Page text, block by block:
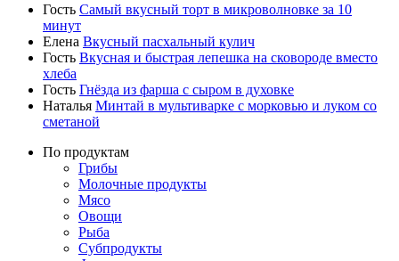
Гость Самый вкусный торт в микроволновке за 10
минут
Елена Вкусный пасхальный кулич
Гость Вкусная и быстрая лепешка на сковороде вместо
хлеба
Гость Гнёзда из фарша с сыром в духовке
Наталья Минтай в мультиварке с морковью и луком со
сметаной
По продуктам
Грибы
Молочные продукты
Мясо
Овощи
Рыба
Субпродукты